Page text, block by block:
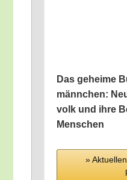
Das gehei­me
männ­chen:
volk und ihre
Menschen
»